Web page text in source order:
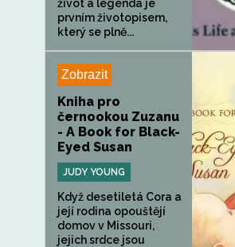
život a legenda je
prvním životopisem,
který se plně...
Zobrazit
Kniha pro
černookou Zuzanu
- A Book for Black-
Eyed Susan
JUDY YOUNG
Když desetiletá Cora a
její rodina opouštějí
domov v Missouri,
jejich srdce jsou